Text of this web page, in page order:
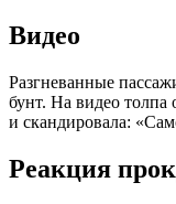
Видео
Разгневанные
бунт. На видео толпа
и скандировала:
Реакция